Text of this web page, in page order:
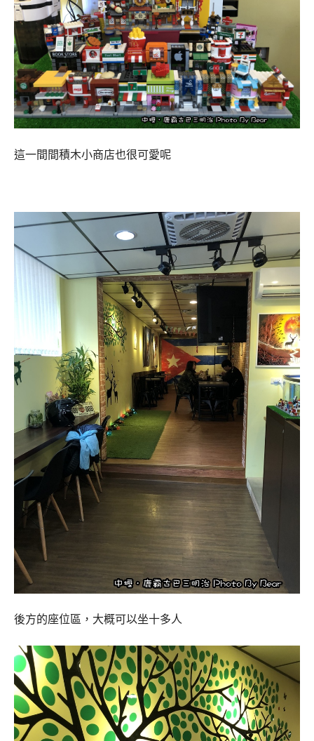
這一間間積木小商店也很可愛呢
後方的座位區，大概可以坐十多人